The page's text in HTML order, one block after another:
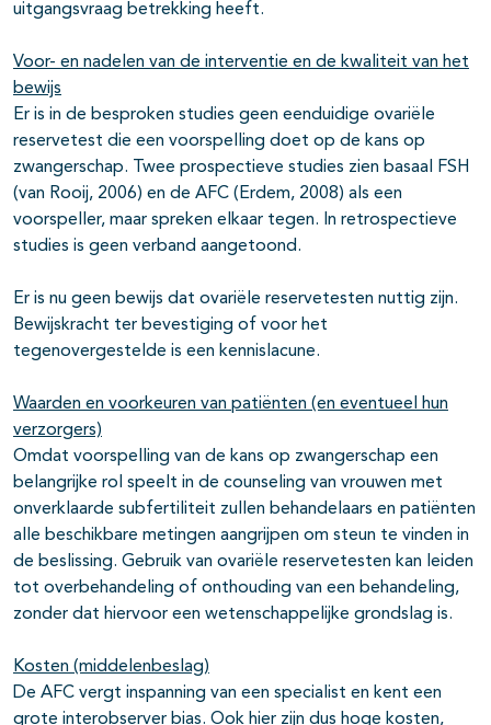
uitgangsvraag betrekking heeft.
Voor- en nadelen van de interventie en de kwaliteit van het
bewijs
Er is in de besproken studies geen eenduidige ovariële
reservetest die een voorspelling doet op de kans op
zwangerschap. Twee prospectieve studies zien basaal FSH
(van Rooij, 2006) en de AFC (Erdem, 2008) als een
voorspeller, maar spreken elkaar tegen. In retrospectieve
studies is geen verband aangetoond.
Er is nu geen bewijs dat ovariële reservetesten nuttig zijn.
Bewijskracht ter bevestiging of voor het
tegenovergestelde is een kennislacune.
Waarden en voorkeuren van patiënten (en eventueel hun
verzorgers)
Omdat voorspelling van de kans op zwangerschap een
belangrijke rol speelt in de counseling van vrouwen met
onverklaarde subfertiliteit zullen behandelaars en patiënten
alle beschikbare metingen aangrijpen om steun te vinden in
de beslissing. Gebruik van ovariële reservetesten kan leiden
tot overbehandeling of onthouding van een behandeling,
zonder dat hiervoor een wetenschappelijke grondslag is.
Kosten (middelenbeslag)
De AFC vergt inspanning van een specialist en kent een
grote interobserver bias. Ook hier zijn dus hoge kosten,